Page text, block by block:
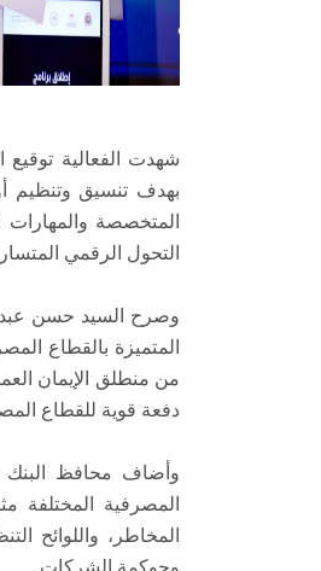
شهدت الفعالية
بهدف تنسيق وتنظيم
المتخصصة والمهارات
التحول الرقمي
وصرح السيد حسن
المتميزة بالقطاع
من منطلق الإيمان
دفعة قوية للقطاع
وأضاف محافظ البنك
المصرفية المختلفة
المخاطر، واللوائح
وحوكمة الشركات.